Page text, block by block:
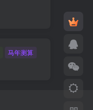
马年测算